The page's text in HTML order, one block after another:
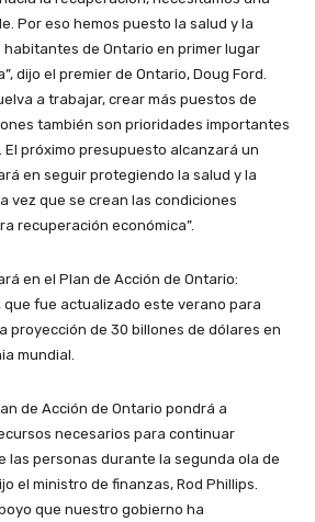
Por eso hemos puesto la salud y la
de Ontario en primer lugar
dijo el premier de Ontario, Doug Ford.
a trabajar, crear más puestos de
también son prioridades importantes
próximo presupuesto alcanzará un
en seguir protegiendo la salud y la
vez que se crean las condiciones
recuperación económica”.
en el Plan de Acción de Ontario:
que fue actualizado este verano para
proyección de 30 billones de dólares en
mundial.
de Acción de Ontario pondrá a
necesarios para continuar
las personas durante la segunda ola de
el ministro de finanzas, Rod Phillips.
que nuestro gobierno ha